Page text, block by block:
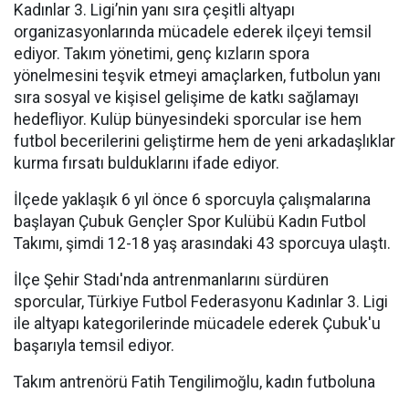
Kadınlar 3. Ligi’nin yanı sıra çeşitli altyapı
organizasyonlarında mücadele ederek ilçeyi temsil
ediyor. Takım yönetimi, genç kızların spora
yönelmesini teşvik etmeyi amaçlarken, futbolun yanı
sıra sosyal ve kişisel gelişime de katkı sağlamayı
hedefliyor. Kulüp bünyesindeki sporcular ise hem
futbol becerilerini geliştirme hem de yeni arkadaşlıklar
kurma fırsatı bulduklarını ifade ediyor.
İlçede yaklaşık 6 yıl önce 6 sporcuyla çalışmalarına
başlayan Çubuk Gençler Spor Kulübü Kadın Futbol
Takımı, şimdi 12-18 yaş arasındaki 43 sporcuya ulaştı.
İlçe Şehir Stadı'nda antrenmanlarını sürdüren
sporcular, Türkiye Futbol Federasyonu Kadınlar 3. Ligi
ile altyapı kategorilerinde mücadele ederek Çubuk'u
başarıyla temsil ediyor.
Takım antrenörü Fatih Tengilimoğlu, kadın futboluna